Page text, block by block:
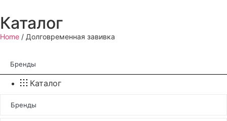
Каталог
Home / Долговременная завивка
Бренды
Каталог
Бренды